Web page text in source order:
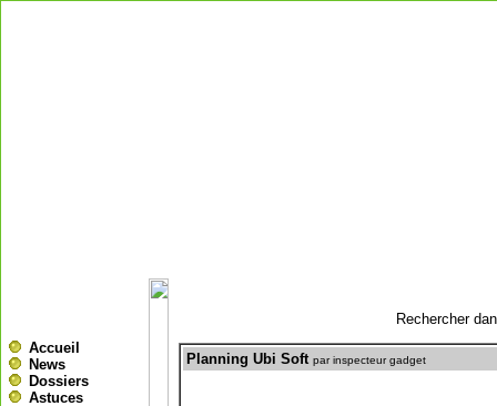
Accueil
News
Dossiers
Astuces
Rechercher
Planning Ubi Soft par inspecteur gadget